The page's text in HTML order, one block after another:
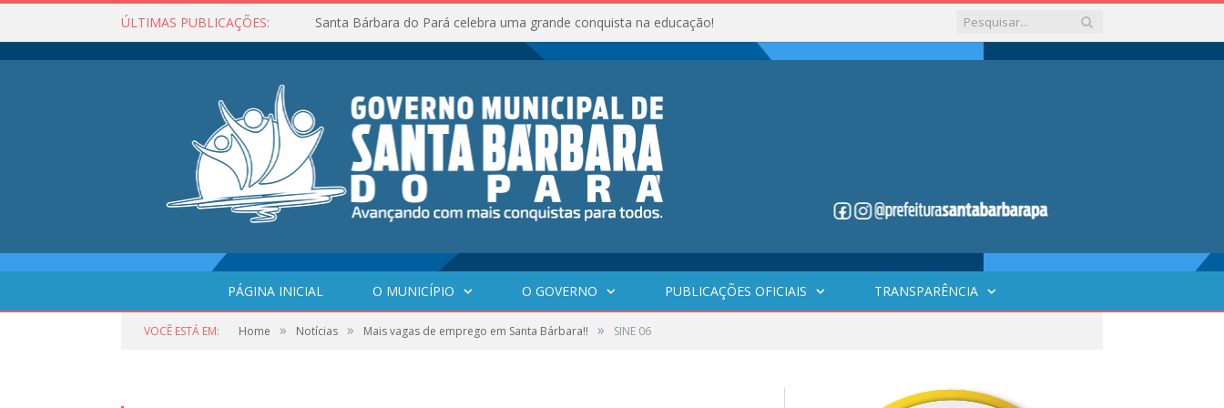
ÚLTIMAS PUBLICAÇÕES: Santa Bárbara do Pará celebra uma grande conquista na educação!
PÁGINA INICIAL O MUNICÍPIO O GOVERNO PUBLICAÇÕES OFICIAIS TRANSPARÊNCIA
VOCÊ ESTÁ EM: Home » Notícias » Mais vagas de emprego em Santa Bárbara!! » SINE 06